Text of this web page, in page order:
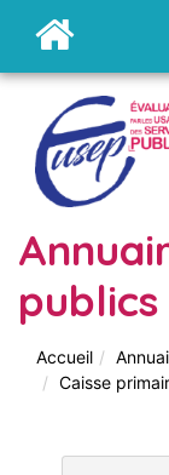
publics
Accueil
Caisse